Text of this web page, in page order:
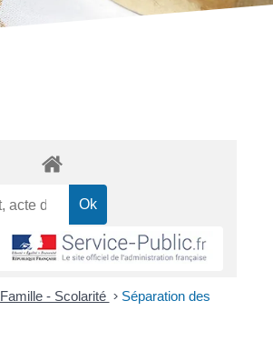
Famille - Scolarité > Séparation des